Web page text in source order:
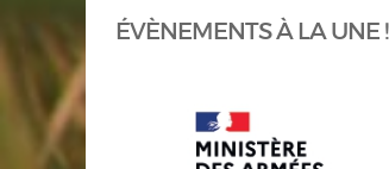
ÉVÈNEMENTS À LA UNE !